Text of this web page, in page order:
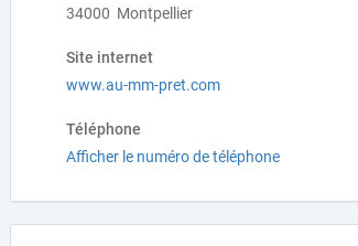
34000 Montpellier
Site internet
www.au-mm-pret.com
Téléphone
Afficher le numéro de téléphone